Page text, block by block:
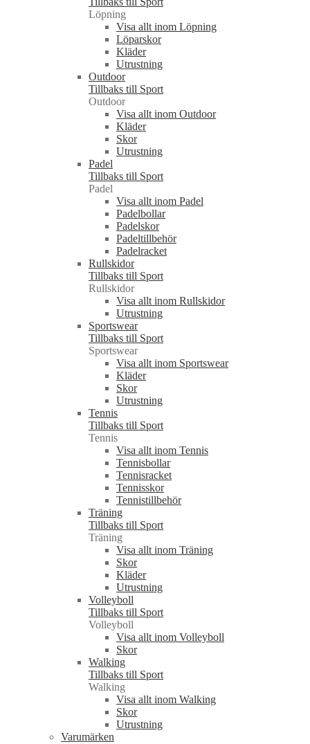
Löpning
Visa allt inom Löpning
Löparskor
Kläder
Utrustning
Outdoor
Tillbaks till Sport
Outdoor
Visa allt inom Outdoor
Kläder
Skor
Utrustning
Padel
Tillbaks till Sport
Padel
Visa allt inom Padel
Padelbollar
Padelskor
Padeltillbehör
Padelracket
Rullskidor
Tillbaks till Sport
Rullskidor
Visa allt inom Rullskidor
Utrustning
Sportswear
Tillbaks till Sport
Sportswear
Visa allt inom Sportswear
Kläder
Skor
Utrustning
Tennis
Tillbaks till Sport
Tennis
Visa allt inom Tennis
Tennisbollar
Tennisracket
Tennisskor
Tennistillbehör
Träning
Tillbaks till Sport
Träning
Visa allt inom Träning
Skor
Kläder
Utrustning
Volleyboll
Tillbaks till Sport
Volleyboll
Visa allt inom Volleyboll
Skor
Walking
Tillbaks till Sport
Walking
Visa allt inom Walking
Skor
Utrustning
Varumärken